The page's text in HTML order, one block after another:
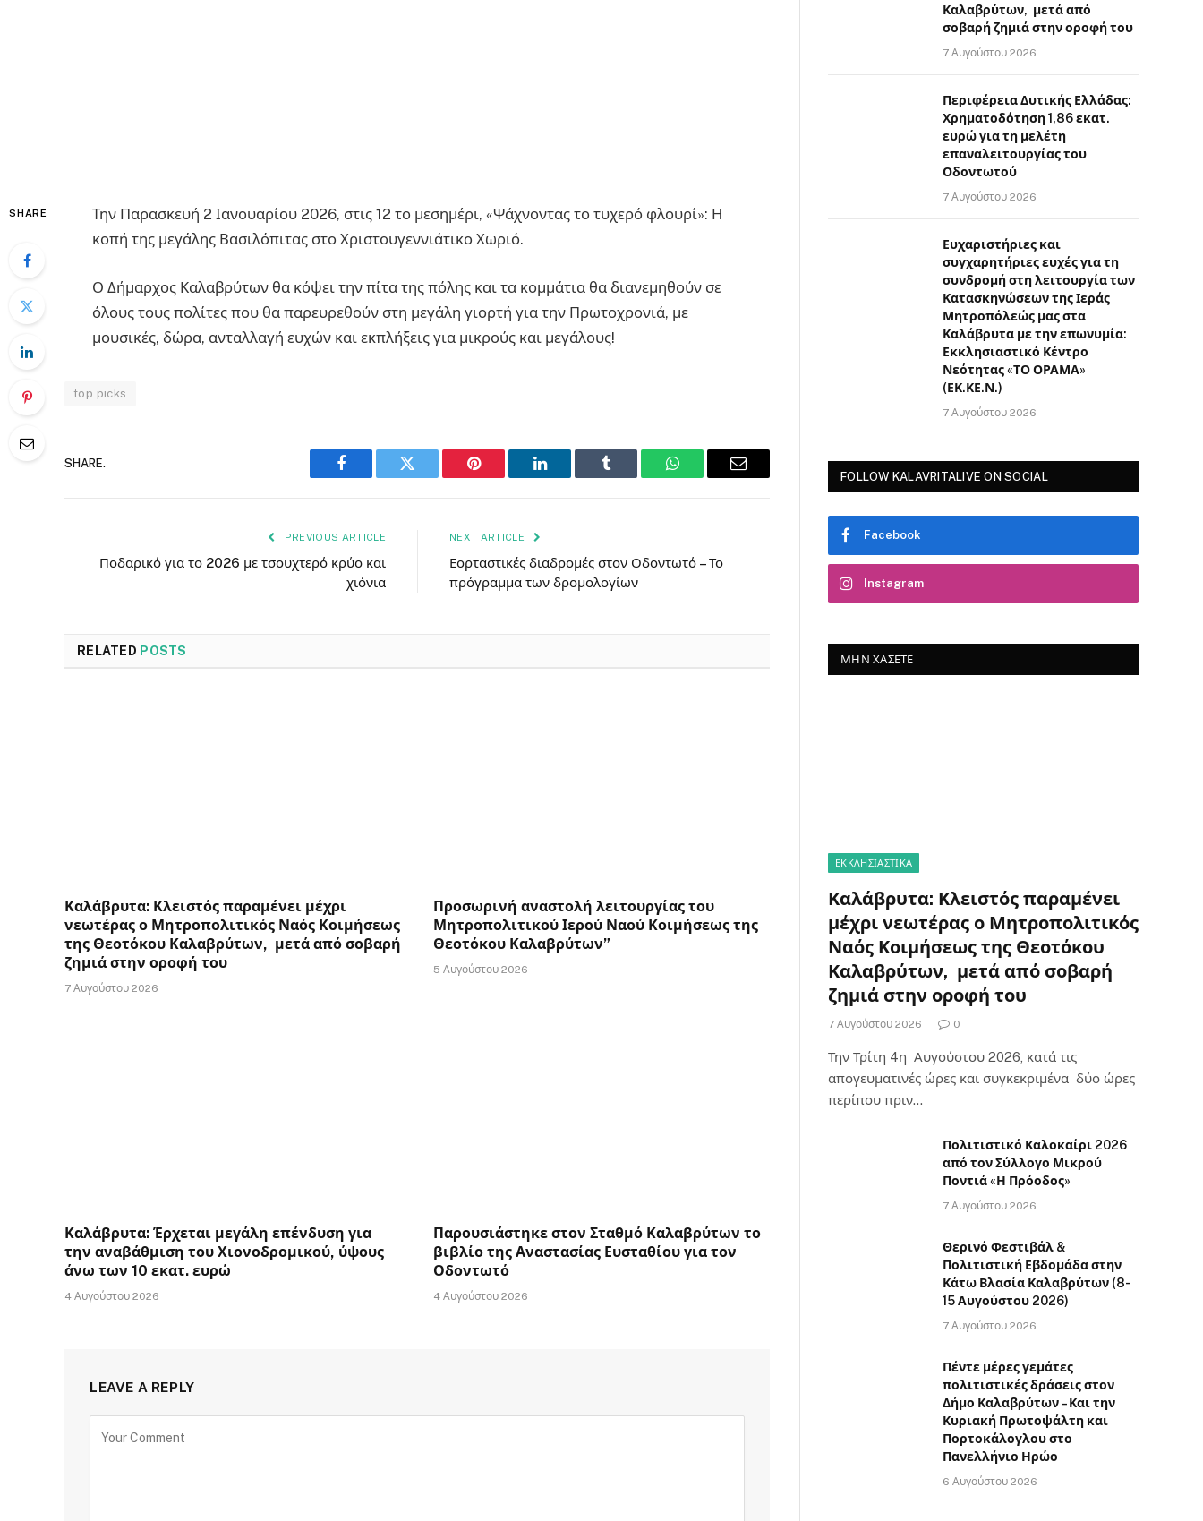
SHARE
Την Παρασκευή 2 Ιανουαρίου 2026, στις 12 το μεσημέρι, «Ψάχνοντας το τυχερό φλουρί»: Η
κοπή της μεγάλης Βασιλόπιτας στο Χριστουγεννιάτικο Χωριό.
Ο Δήμαρχος Καλαβρύτων θα κόψει την πίτα της πόλης και τα κομμάτια θα διανεμηθούν σε
όλους τους πολίτες που θα παρευρεθούν στη μεγάλη γιορτή για την Πρωτοχρονιά, με
μουσικές, δώρα, ανταλλαγή ευχών και εκπλήξεις για μικρούς και μεγάλους!
top picks
SHARE.
Facebook Twitter Pinterest LinkedIn Tumblr WhatsAppEmail
PREVIOUS ARTICLE
Ποδαρικό για το 2026 με τσουχτερό κρύο και
χιόνια
NEXT ARTICLE
Εορταστικές διαδρομές στον Οδοντωτό – Το
πρόγραμμα των δρομολογίων
RELATED POSTS
Καλάβρυτα: Κλειστός παραμένει μέχρι
νεωτέρας ο Μητροπολιτικός Ναός Κοιμήσεως
της Θεοτόκου Καλαβρύτων, μετά από σοβαρή
ζημιά στην οροφή του
7 Αυγούστου 2026
Προσωρινή αναστολή λειτουργίας του
Μητροπολιτικού Ιερού Ναού Κοιμήσεως της
Θεοτόκου Καλαβρύτων”
5 Αυγούστου 2026
Καλάβρυτα: Έρχεται μεγάλη επένδυση για
την αναβάθμιση του Χιονοδρομικού, ύψους
άνω των 10 εκατ. ευρώ
4 Αυγούστου 2026
Παρουσιάστηκε στον Σταθμό Καλαβρύτων το
βιβλίο της Αναστασίας Ευσταθίου για τον
Οδοντωτό
4 Αυγούστου 2026
LEAVE A REPLY
Καλαβρύτων, μετά από
σοβαρή ζημιά στην οροφή του
7 Αυγούστου 2026
Περιφέρεια Δυτικής Ελλάδας:
Χρηματοδότηση 1,86 εκατ.
ευρώ για τη μελέτη
επαναλειτουργίας του
Οδοντωτού
7 Αυγούστου 2026
Ευχαριστήριες και
συγχαρητήριες ευχές για τη
συνδρομή στη λειτουργία των
Κατασκηνώσεων της Ιεράς
Μητροπόλεώς μας στα
Καλάβρυτα με την επωνυμία:
Εκκλησιαστικό Κέντρο
Νεότητας «ΤΟ ΟΡΑΜΑ»
(ΕΚ.ΚΕ.Ν.)
7 Αυγούστου 2026
FOLLOW KALAVRITALIVE ON SOCIAL
Facebook
Instagram
ΜΗΝ ΧΆΣΕΤΕ
ΕΚΚΛΗΣΙΑΣΤΙΚΑ
Καλάβρυτα: Κλειστός παραμένει
μέχρι νεωτέρας ο Μητροπολιτικός
Ναός Κοιμήσεως της Θεοτόκου
Καλαβρύτων, μετά από σοβαρή
ζημιά στην οροφή του
7 Αυγούστου 2026 0
Την Τρίτη 4η Αυγούστου 2026, κατά τις
απογευματινές ώρες και συγκεκριμένα δύο ώρες
περίπου πριν…
Πολιτιστικό Καλοκαίρι 2026
από τον Σύλλογο Μικρού
Ποντιά «Η Πρόοδος»
7 Αυγούστου 2026
Θερινό Φεστιβάλ &
Πολιτιστική Εβδομάδα στην
Κάτω Βλασία Καλαβρύτων (8-
15 Αυγούστου 2026)
7 Αυγούστου 2026
Πέντε μέρες γεμάτες
πολιτιστικές δράσεις στον
Δήμο Καλαβρύτων – Και την
Κυριακή Πρωτοψάλτη και
Πορτοκάλογλου στο
Πανελλήνιο Ηρώο
6 Αυγούστου 2026